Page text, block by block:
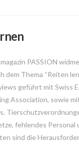
PASSION
dem Thema “Reiten
geführt mit Swiss
Association, sowie
fehlendes Personal
sind die